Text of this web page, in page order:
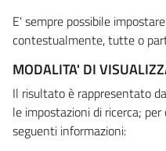
E' sempre possibile
contestualmente, tutte o
MODALITA' DI
Il risultato è rappresentato
le impostazioni di ricerca;
seguenti informazioni: